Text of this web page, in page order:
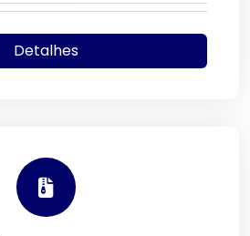
Detalhes